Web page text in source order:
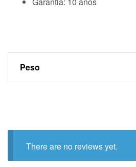
Peso
There are no reviews yet.